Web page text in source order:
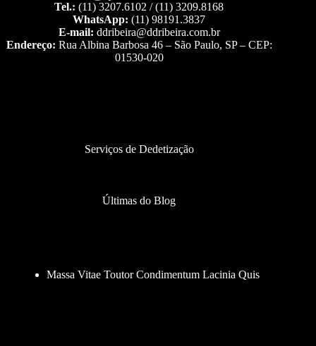
Tel.: (11) 3207.6102 / (11) 3209.8168
WhatsApp: (11) 98191.3837
E-mail: ddribeira@ddribeira.com.br
Endereço: Rua Albina Barbosa 46 – São Paulo, SP – CEP:
01530-020
Serviços de Dedetização
Últimas do Blog
Massa Vitae Toutor Condimentum Lacinia Quis